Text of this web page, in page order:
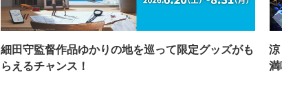
細田守監督作品ゆかりの地を巡って限定グッズがも
らえるチャンス！